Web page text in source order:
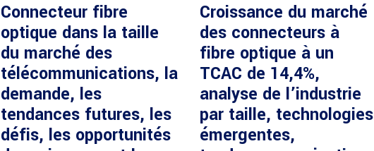
Connecteur fibre
optique dans la taille
du marché des
télécommunications, la
demande, les
tendances futures, les
défis, les opportunités
Croissance du marché
des connecteurs à
fibre optique à un
TCAC de 14,4%,
analyse de l’industrie
par taille, technologies
émergentes,